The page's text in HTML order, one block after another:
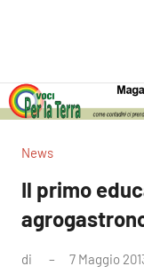
per
la
Terra
per
la
Alimentare
News
Il primo
di 7 Maggio